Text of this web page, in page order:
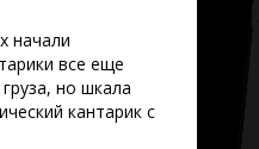
начали
все еще
но шкала
кантарик с